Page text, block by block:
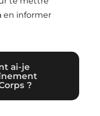
en informer
ai-je
?